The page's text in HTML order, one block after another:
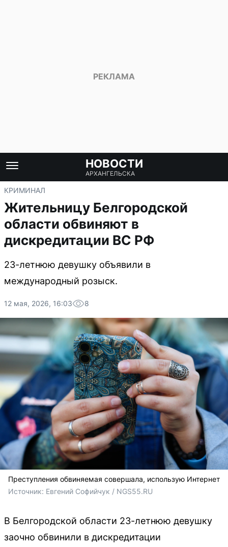
НОВОСТИ
АРХАНГЕЛЬСКА
КРИМИНАЛ
Жительницу Белгородской
области обвиняют в
дискредитации ВС РФ
23-летнюю девушку объявили в
международный розыск.
12 мая, 2026, 16:03 8
Преступления обвиняемая совершала, использую Интернет
Источник: Евгений Софийчук / NGS55.RU
В Белгородской области 23-летнюю девушку
заочно обвинили в дискредитации